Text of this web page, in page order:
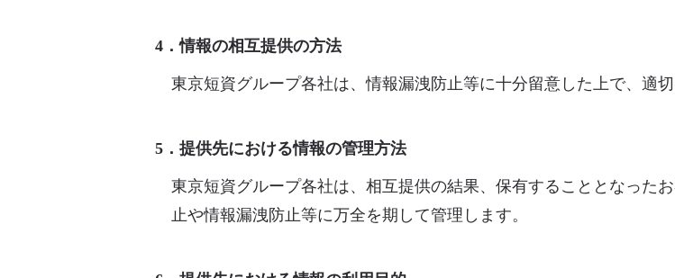
4．情報の相互提供の方法
東京短資グループ各社は、情報漏洩防止等に十分留意した上で、適
5．提供先における情報の管理方法
東京短資グループ各社は、相互提供の結果、保有することとなった
止や情報漏洩防止等に万全を期して管理します。